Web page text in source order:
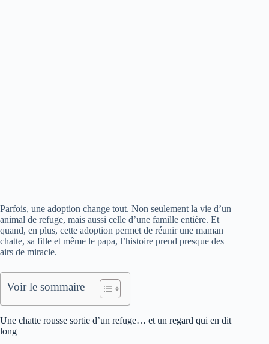
Parfois, une adoption change tout. Non seulement la vie d’un
animal de refuge, mais aussi celle d’une famille entière. Et
quand, en plus, cette adoption permet de réunir une maman
chatte, sa fille et même le papa, l’histoire prend presque des
airs de miracle.
Voir le sommaire
Une chatte rousse sortie d’un refuge… et un regard qui en dit
long